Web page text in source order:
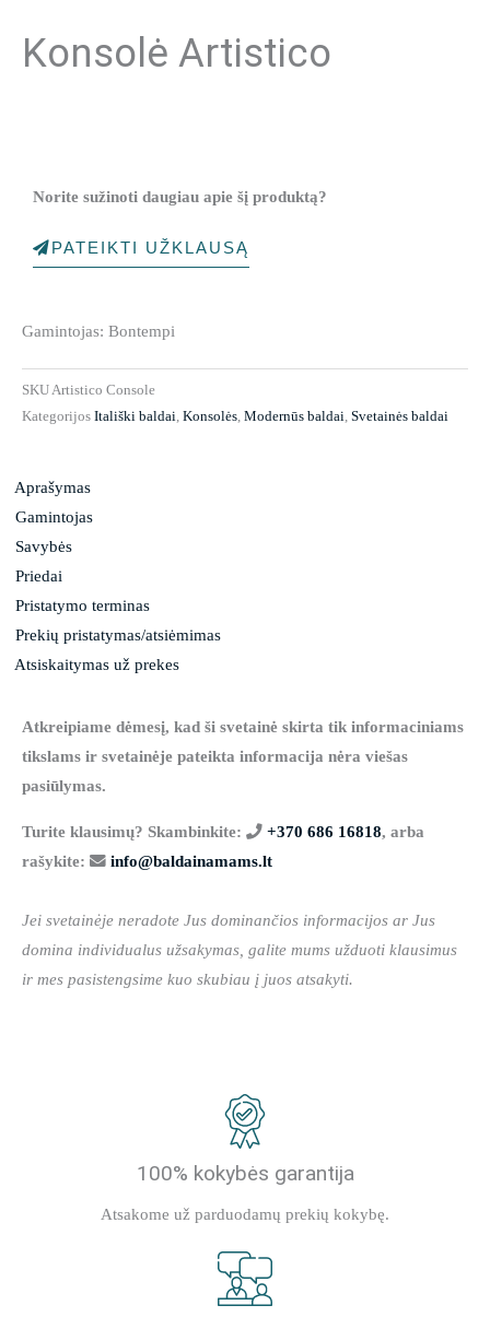
Konsolė Artistico
Norite sužinoti daugiau apie šį produktą?
PATEIKTI UŽKLAUSĄ
Gamintojas: Bontempi
SKU Artistico Console
Kategorijos Itališki baldai Konsolės Modernūs baldai Svetainės baldai
Aprašymas
Gamintojas
Savybės
Priedai
Pristatymo terminas
Prekių pristatymas/atsiėmimas
Atsiskaitymas už prekes
Atkreipiame dėmesį, kad ši svetainė skirta tik informaciniams
tikslams ir svetainėje pateikta informacija nėra viešas
pasiūlymas.
Turite klausimų? Skambinkite: +370 686 16818, arba
rašykite:
info@baldainamams.lt
Jei svetainėje neradote Jus dominančios informacijos ar Jus
domina individualus užsakymas, galite mums užduoti klausimus
ir mes pasistengsime kuo skubiau į juos atsakyti.
100% kokybės garantija
Atsakome už parduodamų prekių kokybę.